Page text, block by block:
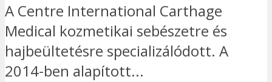
A Centre International Carthage
Medical kozmetikai sebészetre és
hajbeültetésre specializálódott. A
2014-ben alapított...